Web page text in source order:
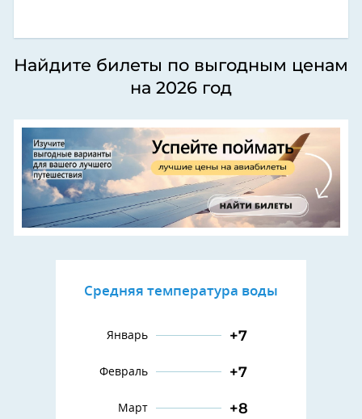
Найдите билеты по выгодным ценам
на 2026 год
Средняя температура воды
Январь +7
Февраль +7
Март +8